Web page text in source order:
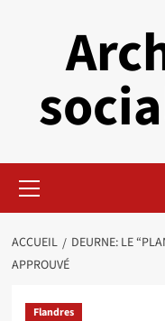
principal
ACCUEIL
DEURNE: LE
APPROUVÉ
Flandres